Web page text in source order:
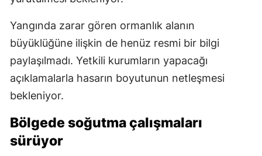
Yangında zarar gören ormanlık alanın
büyüklüğüne ilişkin de henüz resmi bir bilgi
paylaşılmadı. Yetkili kurumların yapacağı
açıklamalarla hasarın boyutunun netleşmesi
bekleniyor.
Bölgede soğutma çalışmaları
sürüyor